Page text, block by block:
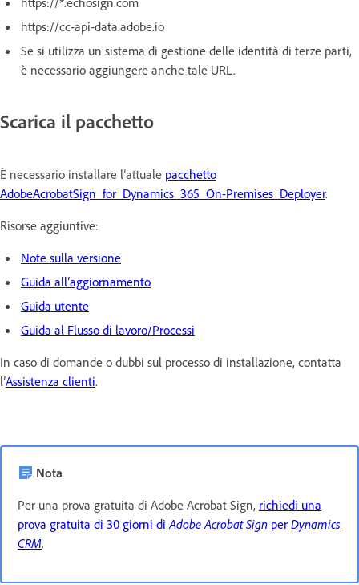
https://cc-api-data.adobe.io
Se si utilizza un sistema di gestione delle identità di terze parti,
è necessario aggiungere anche tale URL.
Scarica il pacchetto
È necessario installare l’attuale pacchetto
AdobeAcrobatSign_for_Dynamics_365_On-Premises_Deployer.
Risorse aggiuntive:
Note sulla versione
Guida all’aggiornamento
Guida utente
Guida al Flusso di lavoro/Processi
In caso di domande o dubbi sul processo di installazione, contatta
l’Assistenza clienti.
Nota
Per una prova gratuita di Adobe Acrobat Sign, richiedi una
prova gratuita di 30 giorni diAdobe Acrobat Sign per Dynamics
CRM.